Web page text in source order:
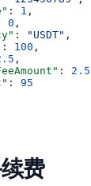
: 1 ,
0 ,
: "USDT" ,
: 100 ,
,
: 2.5
: 95
费